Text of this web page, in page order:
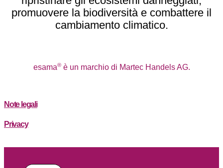
promuovere la biodiversità e combattere il
cambiamento climatico.
esama®è un marchio di Martec Handels AG.
Note legali
Privacy